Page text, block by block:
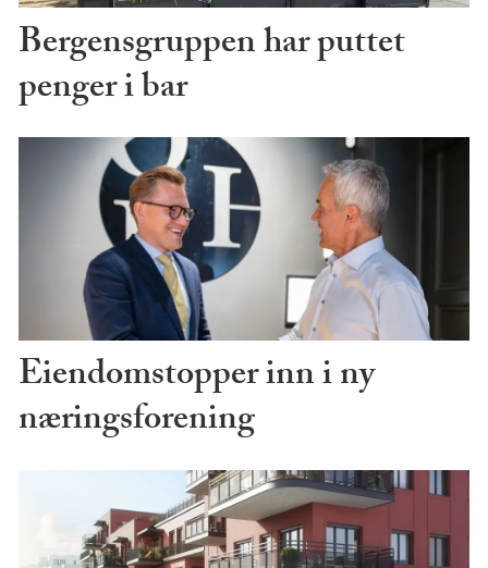
Bergensgruppen har puttet
penger i bar
Eiendomstopper inn i ny
næringsforening